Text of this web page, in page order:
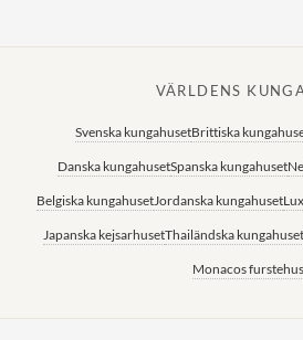
VÄRLDENS
Svenska kungahusetBrittiska
Danska kungahusetSpanska kungahuset
Belgiska kungahusetJordanska kungahuset
Japanska kejsarhusetThailändska kungahuset
Monacos furstehus